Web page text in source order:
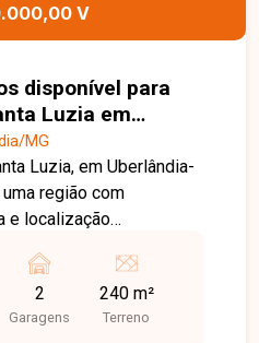
V
disponível para
Luzia em
MG
Luzia, em Uberlândia-
região com
e localização
pizzarias, sacolão e
O imóvel
às principais vias
2
Garagens
240 m²
Terreno